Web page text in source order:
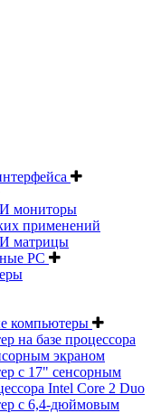
мониторы
применений
матрицы
РС
компьютеры
на базе процессора
экраном
с 17" сенсорным
Intel Core 2 Duo
с 6,4-дюймовым